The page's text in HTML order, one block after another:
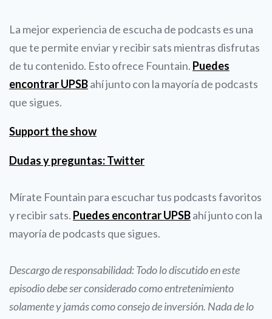
La mejor experiencia de escucha de podcasts es una
que te permite enviar y recibir sats mientras disfrutas
de tu contenido. Esto ofrece Fountain. Puedes
encontrar UPSBahí junto con la mayoría de podcasts
que sigues.
Support the show
Dudas y preguntas: Twitter
Mírate Fountain para escuchar tus podcasts favoritos
y recibir sats. Puedes encontrar UPSBahí junto con la
mayoría de podcasts que sigues.
Descargo de responsabilidad: Todo lo discutido en este
episodio debe ser considerado como entretenimiento
solamente y jamás como consejo de inversión. Nada de lo